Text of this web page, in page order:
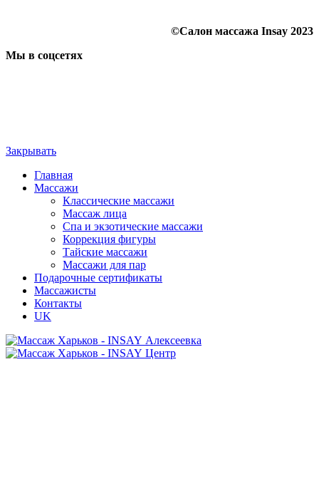
©Салон массажа Insay 2023
Мы в соцсетях
Закрывать
Главная
Массажи
Классические массажи
Массаж лица
Спа и экзотические массажи
Коррекция фигуры
Тайские массажи
Массажи для пар
Подарочные сертификаты
Массажисты
Контакты
UK
Алексеевка
Центр